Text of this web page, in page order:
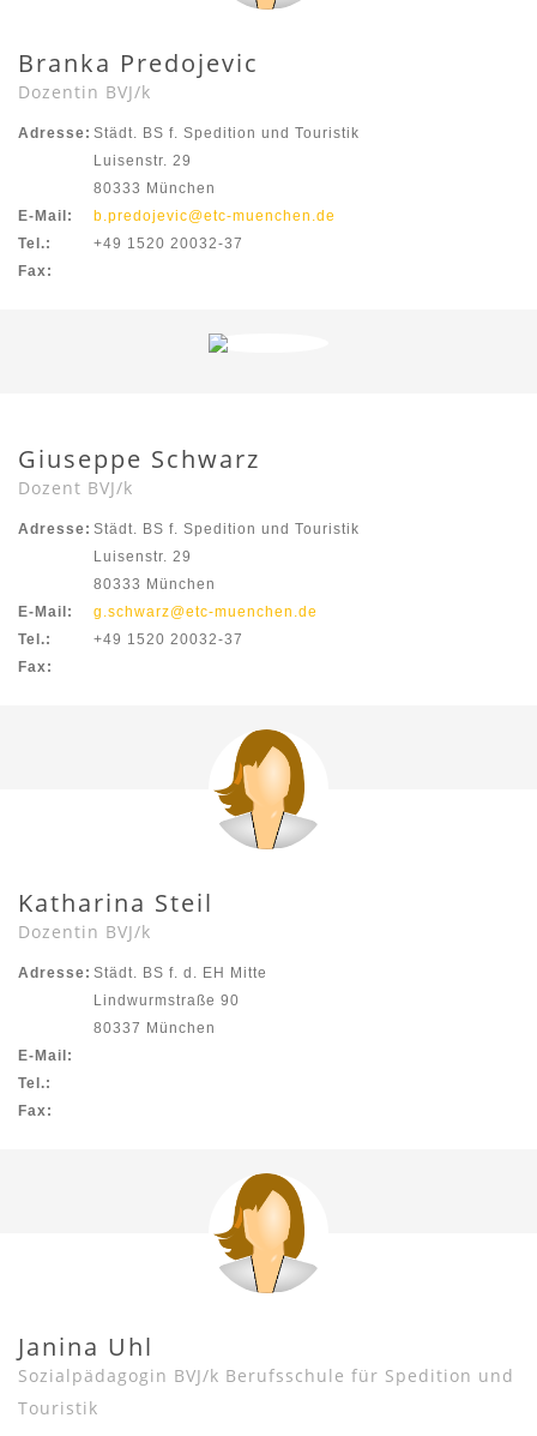
Branka Predojevic
Dozentin BVJ/k
Adresse: Städt. BS f. Spedition und Touristik
Luisenstr. 29
80333 München
E-Mail:
b.predojevic@etc-muenchen.de
Tel.:
+49 1520 20032-37
Fax:
Giuseppe Schwarz
Dozent BVJ/k
Adresse: Städt. BS f. Spedition und Touristik
Luisenstr. 29
80333 München
E-Mail:
g.schwarz@etc-muenchen.de
Tel.:
+49 1520 20032-37
Fax:
Katharina Steil
Dozentin BVJ/k
Adresse: Städt. BS f. d. EH Mitte
Lindwurmstraße 90
80337 München
E-Mail:
Tel.:
Fax:
Janina Uhl
Sozialpädagogin BVJ/k Berufsschule für Spedition und
Touristik